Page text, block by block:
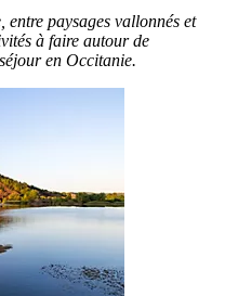
paysages vallonnés et
à faire autour de
en Occitanie.